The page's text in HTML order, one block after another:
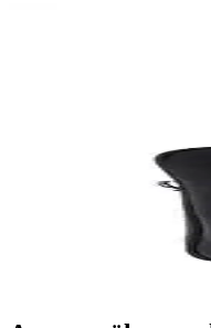
U.S. Polo Assn.
Şık tasarımı ve
Fabrika Evrak
Fabrika evrak çantası,